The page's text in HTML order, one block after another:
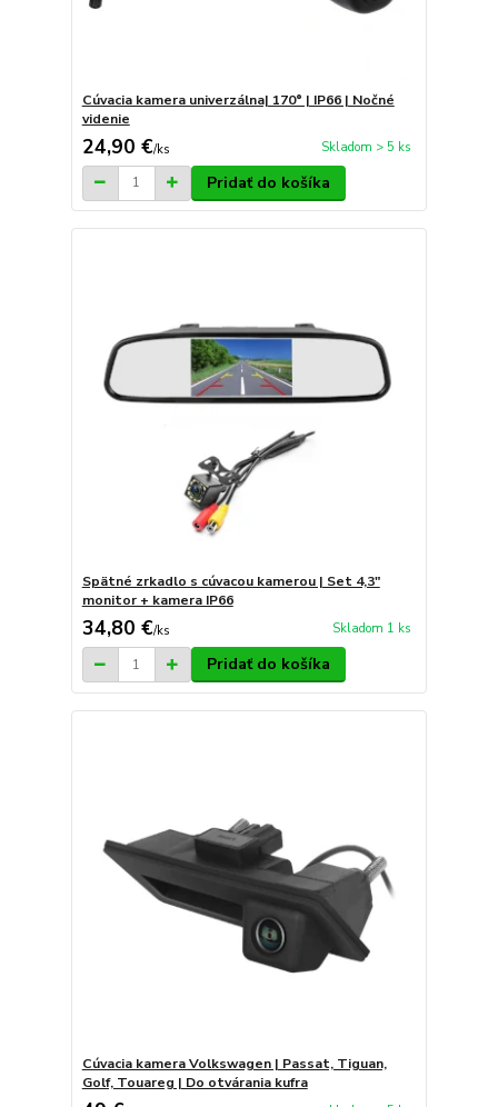
Cúvacia kamera univerzálna| 170° | IP66 | Nočné
videnie
24,90 €/ks Skladom > 5 ks
Pridať do košíka
Spätné zrkadlo s cúvacou kamerou | Set 4,3"
monitor + kamera IP66
34,80 €/ks Skladom 1 ks
Pridať do košíka
Cúvacia kamera Volkswagen | Passat, Tiguan,
Golf, Touareg | Do otvárania kufra